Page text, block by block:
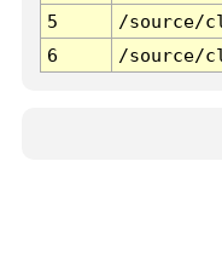
5
/source/
6
/source/